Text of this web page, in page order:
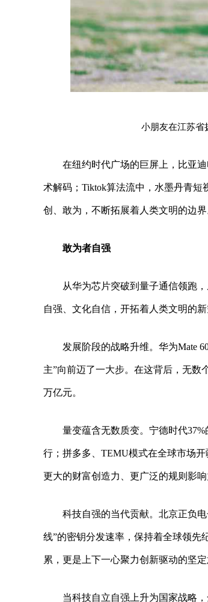
小朋友在江苏省
在纽约时代广场的巨屏上，比亚
术解码；Tiktok算法流中，水墨丹青
创、敢为，不断拓展着人类文明的边界
敢为者自强
从华为芯片突破到量子通信领跑
自强、文化自信，开拓着人类文明的新
发展阶段的战略升维。华为Mate
主”向前迈了一大步。在这背后，无数
万亿元。
量变蕴含无数质变。宁德时代
行；拼多多、TEMU模式在全球市场
更大的财富创造力、更广泛的规则影响
科技自强的当代贡献。北京正负
线”的密钥分发速率，保持着全球领先
累，更是上下一心聚力创新驱动的坚定
当科技自立自强上升为国家战略